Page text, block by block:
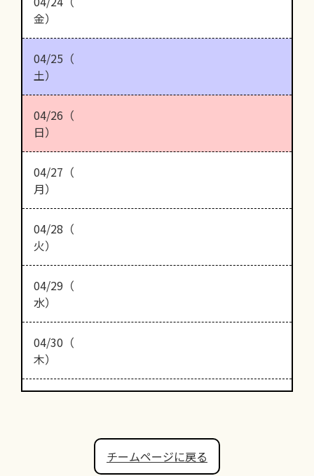
金）
04/25（
土）
04/26（
日）
04/27（
月）
04/28（
火）
04/29（
水）
04/30（
木）
チームページに戻る